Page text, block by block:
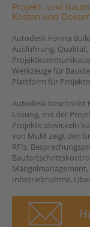
Projekt- und
Kosten und
Autodesk Forma
Ausführung,
Werkzeuge für
Plattform für
Autodesk beschreibt
Lösung, mit der
Projekte abwickeln
von MuM zeigt den
RFIs,
Inbetriebnahme,